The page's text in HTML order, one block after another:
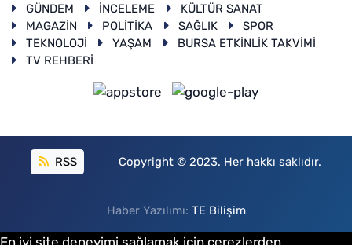
GÜNDEM
İNCELEME
KÜLTÜR SANAT
MAGAZİN
POLİTİKA SAĞLIK
SPOR
TEKNOLOJİ
YAŞAM
BURSA ETKİNLİK TAKVİMİ
TV REHBERİ
RSS Copyright © 2023. Her hakkı saklıdır.
Haber Yazılımı: TE Bilişim